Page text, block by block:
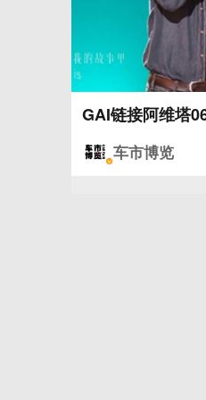
GAI链接阿维塔
车市博览